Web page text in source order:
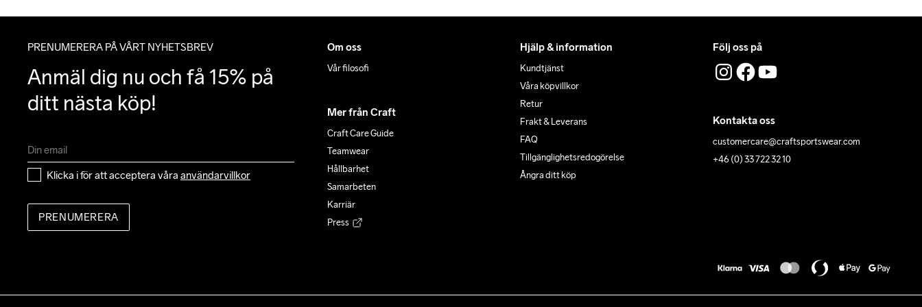
PRENUMERERA PÅ VÅRT NYHETSBREV
Anmäl dig nu och få 15% på
ditt nästa köp!
Klicka i för att acceptera våra användarvillkor
PRENUMERERA
Om oss
Vår filosofi
Mer från Craft
Craft Care Guide
Teamwear
Hållbarhet
Samarbeten
Karriär
Press
Hjälp & information
Kundtjänst
Våra köpvillkor
Retur
Frakt & Leverans
FAQ
Tillgänglighets­redogörelse
Ångra ditt köp
Följ oss på
Kontakta oss
customercare@craftsportswear.com
+46 (0) 33 722 32 10